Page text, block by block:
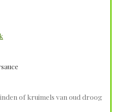
of kruimels van oud droog